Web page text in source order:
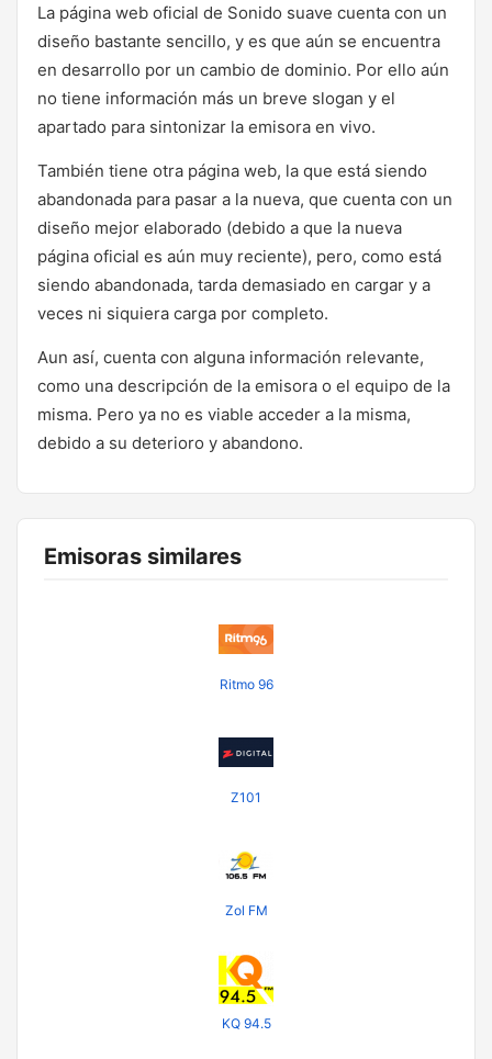
La página web oficial de Sonido suave cuenta con un
diseño bastante sencillo, y es que aún se encuentra
en desarrollo por un cambio de dominio. Por ello aún
no tiene información más un breve slogan y el
apartado para sintonizar la emisora en vivo.
También tiene otra página web, la que está siendo
abandonada para pasar a la nueva, que cuenta con un
diseño mejor elaborado (debido a que la nueva
página oficial es aún muy reciente), pero, como está
siendo abandonada, tarda demasiado en cargar y a
veces ni siquiera carga por completo.
Aun así, cuenta con alguna información relevante,
como una descripción de la emisora o el equipo de la
misma. Pero ya no es viable acceder a la misma,
debido a su deterioro y abandono.
Emisoras similares
Ritmo 96
Z101
Zol FM
KQ 94.5